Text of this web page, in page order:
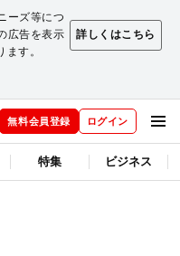
ーズ等につ
広告を表示
す。
詳しくはこちら
無料会員登録 ログイン
特集 ビジネス